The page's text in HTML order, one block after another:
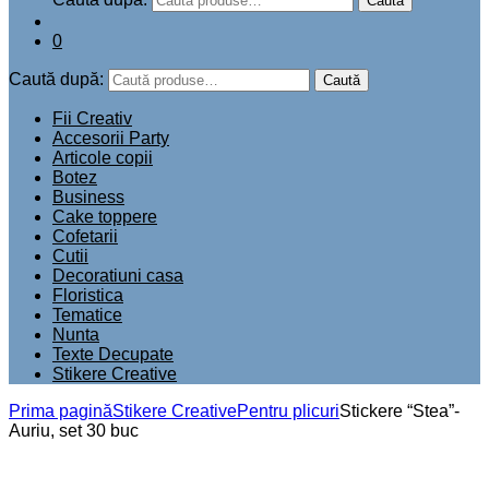
0
Caută după: Caută
Fii Creativ
Accesorii Party
Articole copii
Botez
Business
Cake toppere
Cofetarii
Cutii
Decoratiuni casa
Floristica
Tematice
Nunta
Texte Decupate
Stikere Creative
Prima paginăStikere CreativePentru plicuriStickere “Stea”-
Auriu, set 30 buc